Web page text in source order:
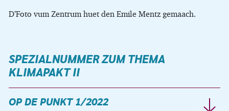
D’Foto vum Zentrum huet den Emile Mentz gemaach.
SPEZIALNUMMER ZUM THEMA
KLIMAPAKT II
OP DE PUNKT 1/2022